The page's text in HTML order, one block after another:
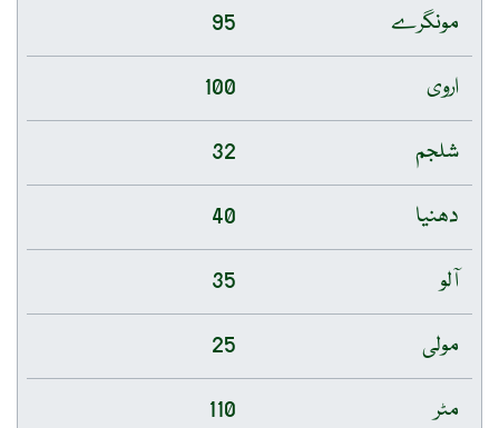
مونگرے
95
اروی
100
شلجم
32
دھنیا
40
آلو
35
مولی
25
مٹر
110